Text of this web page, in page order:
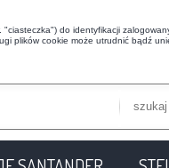
do identyfikacji
plików cookie może utrudnić bądź
szukaj